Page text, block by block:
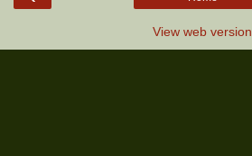
View web version